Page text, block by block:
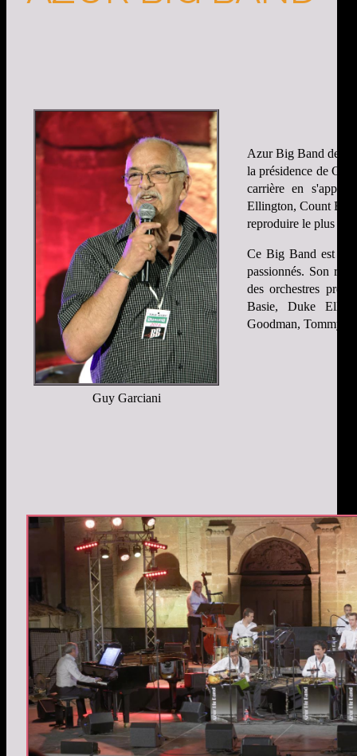
Azur Big Band de
la présidence de
carrière en
Ellington, Count
reproduire le plus
Ce Big Band est
passionnés. Son
des orchestres
Basie, Duke
Goodman, Tommy
Guy Garciani